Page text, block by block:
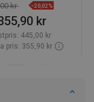
kr −20,02%
kr
445,00 kr
pris: 355,90 kr